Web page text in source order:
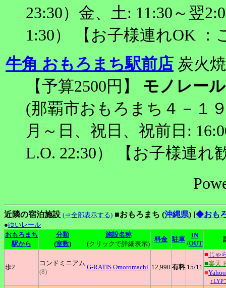
23:30）金、土: 11:30～翌
1:30） 【お子様連れOK
牛角 おもろまち駅前店 炭火
【予算2500円】 モノレー
(那覇市おもろまち４－１
月～日、祝日、祝前日:
L.O. 22:30） 【お子様連れ
近隣の宿泊施設 (⇒全部表示する) ■おもろまち (沖縄県) [◆おも
●ゆいレール
おもろまち
駅から
分類
(室数)
施設名称
(クリックで詳細表示)
料金 駐車
IN
/OUT
歩2
コンドミニアム
(8)
G-RATIS Omoromachi 12,990 有料 15/11
■ じゃ
■楽天
■
↑LYP